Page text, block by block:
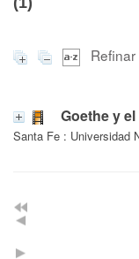
Goethe y
Santa Fe : Universidad